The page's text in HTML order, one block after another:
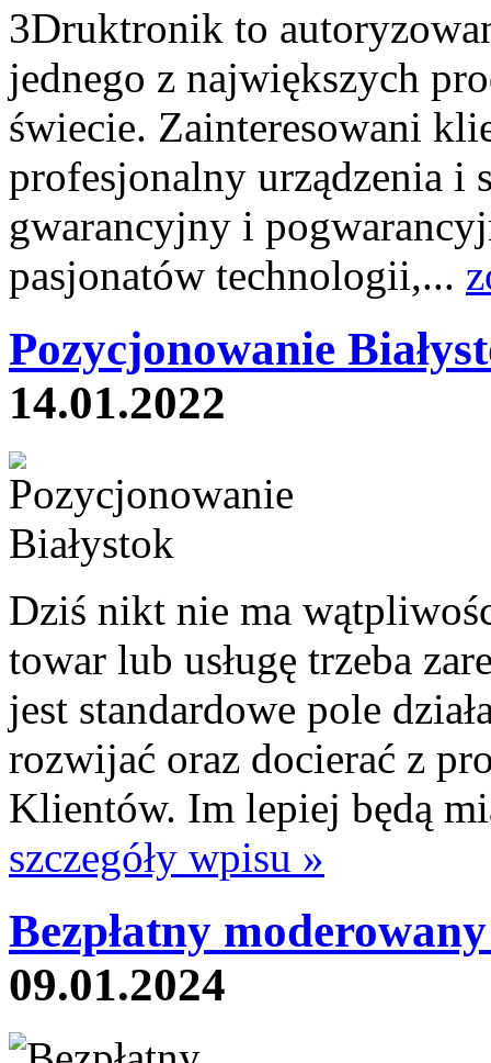
3Druktronik to
jednego z największych
świecie. Zainteresowani
profesjonalny urządzenia i
gwarancyjny i
pasjonatów technologii,...
Pozycjonowanie
14.01.2022
Dziś nikt nie ma
towar lub usługę trzeba
jest standardowe pole
rozwijać oraz docierać z
Klientów. Im lepiej będą
szczegóły wpisu »
Bezpłatny
09.01.2024